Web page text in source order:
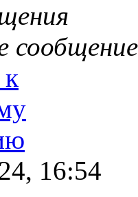
сообщение
16:54